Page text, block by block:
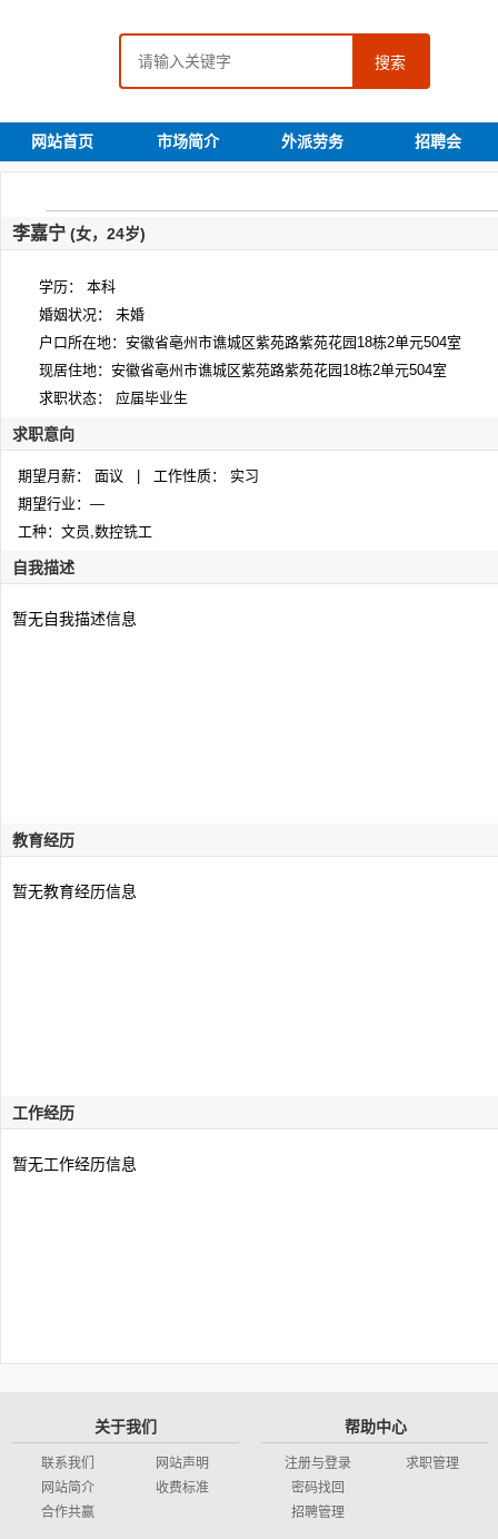
搜索
网站首页 市场简介 外派劳务 招聘会
李嘉宁 (女，24岁)
学历： 本科
婚姻状况： 未婚
户口所在地：安徽省亳州市谯城区紫苑路紫苑花园18栋2单元504室
现居住地：安徽省亳州市谯城区紫苑路紫苑花园18栋2单元504室
求职状态： 应届毕业生
求职意向
期望月薪： 面议 | 工作性质： 实习
期望行业：—
工种：文员,数控铣工
自我描述
暂无自我描述信息
教育经历
暂无教育经历信息
工作经历
暂无工作经历信息
关于我们
联系我们
网站简介
合作共赢
网站声明
收费标准
帮助中心
注册与登录
密码找回
招聘管理
求职管理